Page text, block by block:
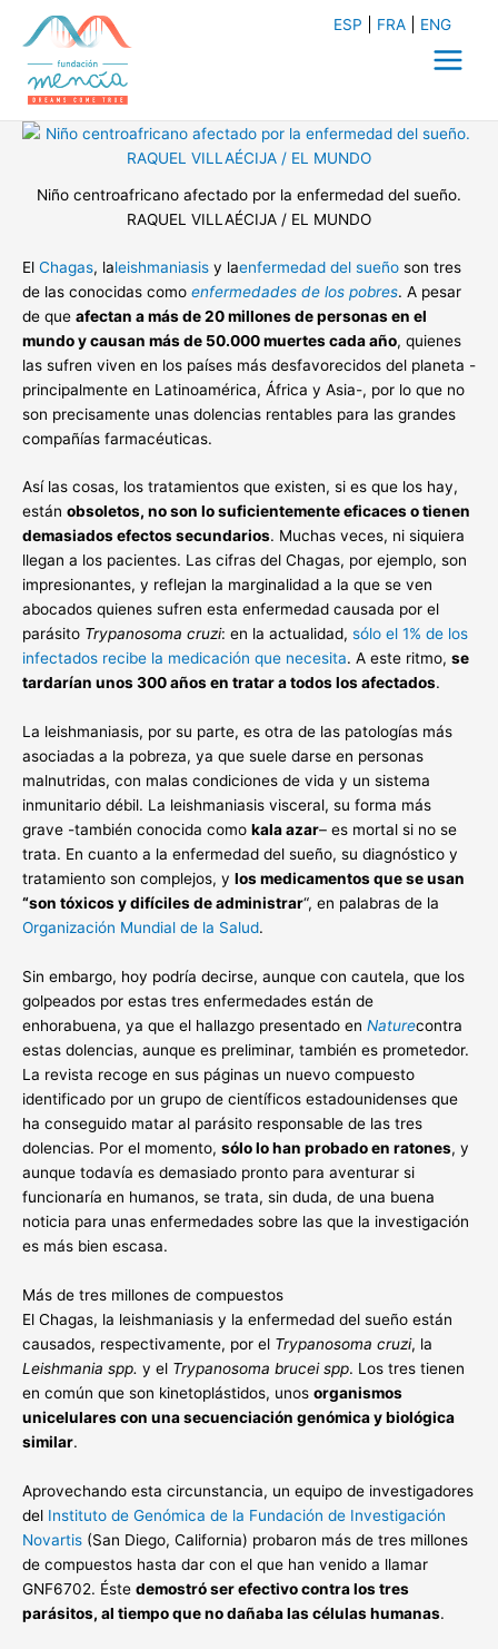
contenido
ESP FRA ENG
Main
Menu
Niño centroafricano afectado por la enfermedad del sueño.
RAQUEL VILLAÉCIJA / EL MUNDO
El Chagas, laleishmaniasis y laenfermedad del sueño son tres
de las conocidas como enfermedades de los pobres. A pesar
de que afectan a más de 20 millones de personas en el
mundo y causan más de 50.000 muertes cada año, quienes
las sufren viven en los países más desfavorecidos del planeta -
principalmente en Latinoamérica, África y Asia-, por lo que no
son precisamente unas dolencias rentables para las grandes
compañías farmacéuticas.
Así las cosas, los tratamientos que existen, si es que los hay,
están obsoletos, no son lo suficientemente eficaces o tienen
demasiados efectos secundarios. Muchas veces, ni siquiera
llegan a los pacientes. Las cifras del Chagas, por ejemplo, son
impresionantes, y reflejan la marginalidad a la que se ven
abocados quienes sufren esta enfermedad causada por el
parásito Trypanosoma cruzi: en la actualidad, sólo el 1% de los
infectados recibe la medicación que necesita. A este ritmo, se
tardarían unos 300 años en tratar a todos los afectados.
La leishmaniasis, por su parte, es otra de las patologías más
asociadas a la pobreza, ya que suele darse en personas
malnutridas, con malas condiciones de vida y un sistema
inmunitario débil. La leishmaniasis visceral, su forma más
grave -también conocida como kala azar– es mortal si no se
trata. En cuanto a la enfermedad del sueño, su diagnóstico y
tratamiento son complejos, y los medicamentos que se usan
“son tóxicos y difíciles de administrar“, en palabras de la
Organización Mundial de la Salud.
Sin embargo, hoy podría decirse, aunque con cautela, que los
golpeados por estas tres enfermedades están de
enhorabuena, ya que el hallazgo presentado en Naturecontra
estas dolencias, aunque es preliminar, también es prometedor.
La revista recoge en sus páginas un nuevo compuesto
identificado por un grupo de científicos estadounidenses que
ha conseguido matar al parásito responsable de las tres
dolencias. Por el momento, sólo lo han probado en ratones, y
aunque todavía es demasiado pronto para aventurar si
funcionaría en humanos, se trata, sin duda, de una buena
noticia para unas enfermedades sobre las que la investigación
es más bien escasa.
Más de tres millones de compuestos
El Chagas, la leishmaniasis y la enfermedad del sueño están
causados, respectivamente, por el Trypanosoma cruzi, la
Leishmania spp. y el Trypanosoma brucei spp. Los tres tienen
en común que son kinetoplástidos, unos organismos
unicelulares con una secuenciación genómica y biológica
similar.
Aprovechando esta circunstancia, un equipo de investigadores
del Instituto de Genómica de la Fundación de Investigación
Novartis (San Diego, California) probaron más de tres millones
de compuestos hasta dar con el que han venido a llamar
GNF6702. Éste demostró ser efectivo contra los tres
parásitos, al tiempo que no dañaba las células humanas.